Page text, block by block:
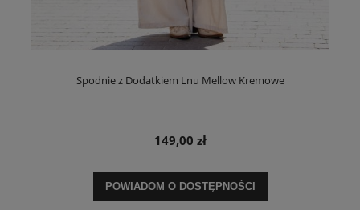
Spodnie z Dodatkiem Lnu Mellow Kremowe
149,00 zł
POWIADOM O DOSTĘPNOŚCI